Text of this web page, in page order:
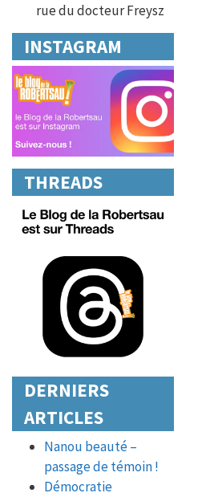
rue du docteur Freysz
INSTAGRAM
THREADS
DERNIERS
ARTICLES
Nanou beauté –
passage de témoin !
Démocratie